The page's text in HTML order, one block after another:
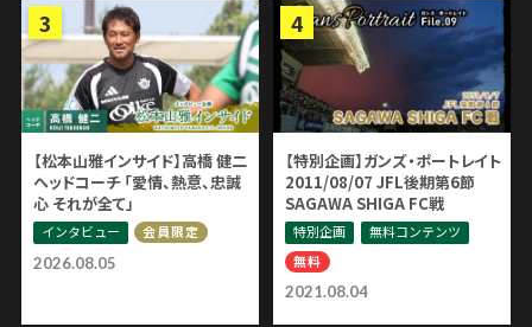
2026.08.05
【松本山雅インサイド】高橋 健二
ヘッドコーチ 「愛情、熱意、忠誠
心 それが全て」
インタビュー 会員限定
2021.08.04
【特別企画】ガンズ・ポートレイト
2011/08/07 JFL後期第6節
SAGAWA SHIGA FC戦
特別企画
無料コンテンツ
無料